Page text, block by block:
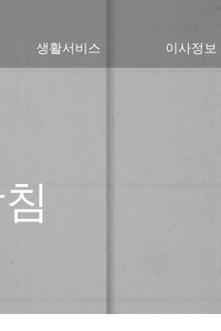
생활서비스 이사정보